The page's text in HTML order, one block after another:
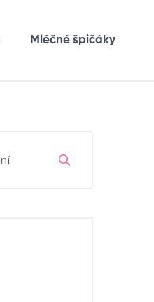
Mléčné špičáky